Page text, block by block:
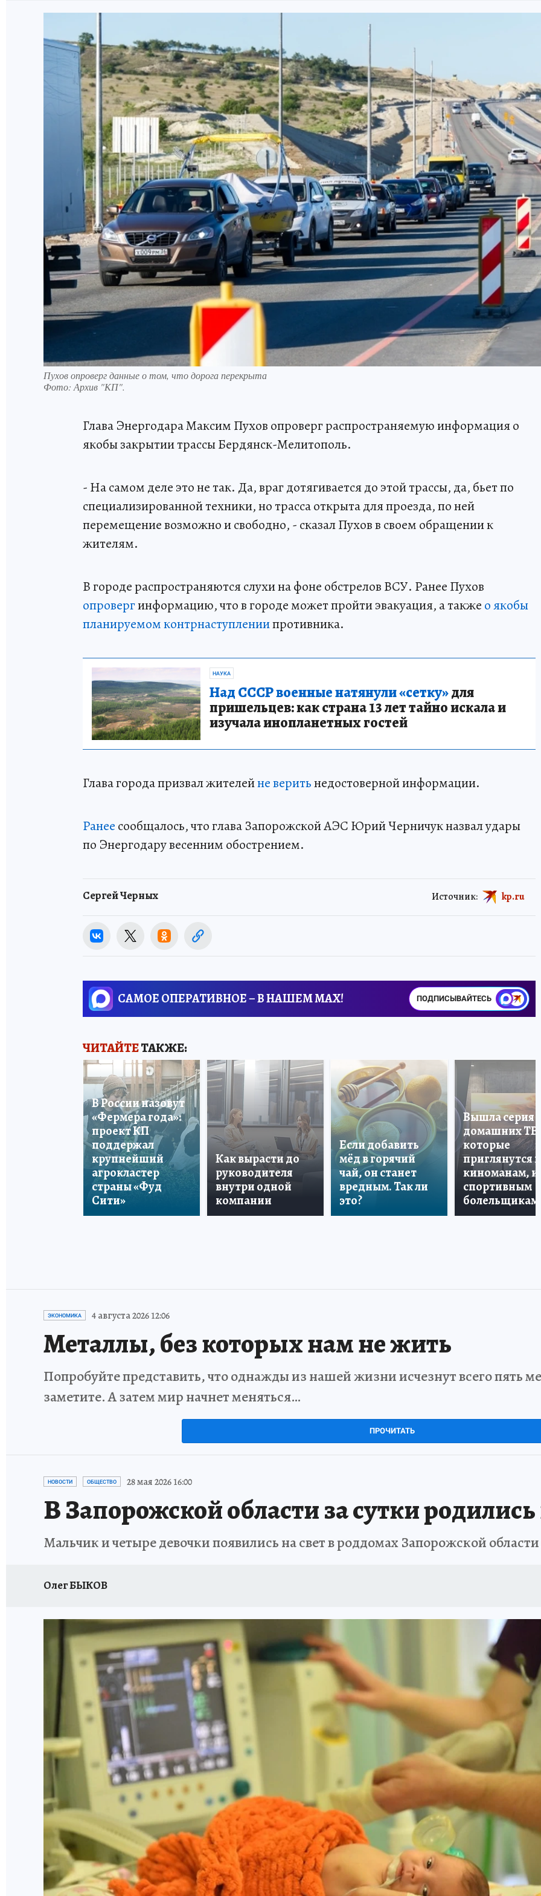
Пухов опроверг данные о том, что дорога перекрыта
Фото: Архив "КП".
Глава Энергодара Максим Пухов опроверг распространяемую информация о
якобы закрытии трассы Бердянск-Мелитополь.
- На самом деле это не так. Да, враг дотягивается до этой трассы, да, бьет по
специализированной техники, но трасса открыта для проезда, по ней
перемещение возможно и свободно, - сказал Пухов в своем обращении к
жителям.
В городе распространяются слухи на фоне обстрелов ВСУ. Ранее Пухов
опровергинформацию, что в городе может пройти эвакуация, а также о якобы
планируемом контрнаступлениипротивника.
НАУКА
Над СССР военные натянули «сетку»для
пришельцев: как страна 13 лет тайно искала и
изучала инопланетных гостей
Глава города призвал жителейне веритьнедостоверной информации.
Ранее сообщалось, что глава Запорожской АЭС Юрий Черничук назвал удары
по Энергодару весенним обострением.
Сергей Черных Источник: kp.ru
САМОЕ ОПЕРАТИВНОЕ – В НАШЕМ MAX! ПОДПИСЫВАЙТЕСЬ
ЧИТАЙТЕТАКЖЕ:
В России назовут
«Фермера года»:
проект КП
поддержал
крупнейший
агрокластер
страны «Фуд
Сити»
Как вырасти до
руководителя
внутри одной
компании
Если добавить
мёд в горячий
чай, он станет
вредным. Так ли
это?
Вышла серия
домашних ТВ,
которые
приглянутся и
киноманам, и
спортивным
болельщикам
ЭКОНОМИКА 4 августа 2026 12:06
Металлы, без которых нам не жить
Попробуйте представить, что однажды из нашей жизни исчезнут всего пять
заметите. А затем мир начнет меняться…
ПРОЧИТАТЬ
НОВОСТИ ОБЩЕСТВО 28 мая 2026 16:00
В Запорожской области за сутки
Мальчик и четыре девочки появились на свет в роддомах Запорожской
Олег БЫКОВ